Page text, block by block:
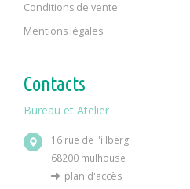
Conditions de vente
Mentions légales
Contacts
Bureau et Atelier
16 rue de l'illberg
68200 mulhouse
plan d'accès